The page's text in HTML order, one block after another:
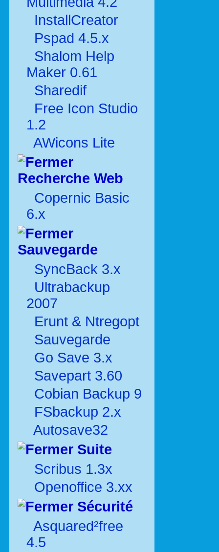
InstallCreator
Pspad 4.5.x
Shalom Help
Maker 0.61
Sharedif
Free Icon Studio
1.2
AWicons Lite
Recherche Web
Copernic Basic
6.x
Sauvegarde
SyncBack 3.x
Ultrabackup
2007
Erunt & Ntregopt
Sauvegarde
Go Save 3.x
Savepart 3.60
Cobian Backup 9
FSbackup 2.x
Autosave32
Suite
Scribus 1.3x
Openoffice 3.xx
Sécurité
Asquared²free
4.5